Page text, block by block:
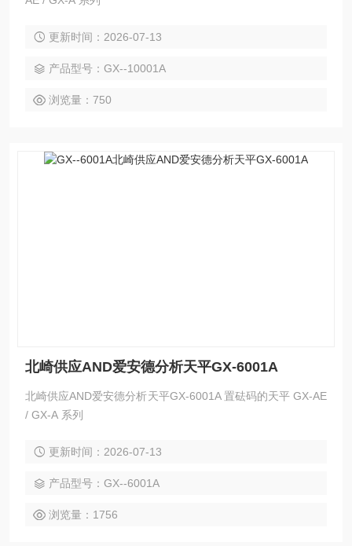
更新时间：2026-07-13
产品型号：GX--10001A
浏览量：750
北崎供应AND爱安德分析天平GX-6001A
北崎供应AND爱安德分析天平GX-6001A 置砝码的天平 GX-AE
/ GX-A 系列
更新时间：2026-07-13
产品型号：GX--6001A
浏览量：1756